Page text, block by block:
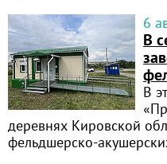
6
В
В
деревнях Кировской